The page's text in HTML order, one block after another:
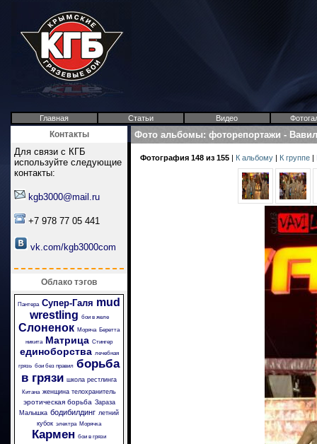
Главная Статьи Видео
Контакты
Для связи с КГБ
используйте следующие
контакты:
kgb3000@mail.ru
+7 978 77 05 441
vk.com/kgb3000com
Облако тэгов
Пантера Супер-Галя mud
wrestling бои в желе
Слоненок Моряча Беретта
никита Матрица Стингер
единоборства лечебная
грязь бои без правил борьба
в грязи школа рестлинга
Китана женщина телохранитель
эротическая борьба Зараза
Малышка бодибилдинг летний
кубок электра Морячка
Кармен бои в грязи
Фото альбомы: фоторепортажи -
Фотография 148 из 155 | К альбому | К группе |